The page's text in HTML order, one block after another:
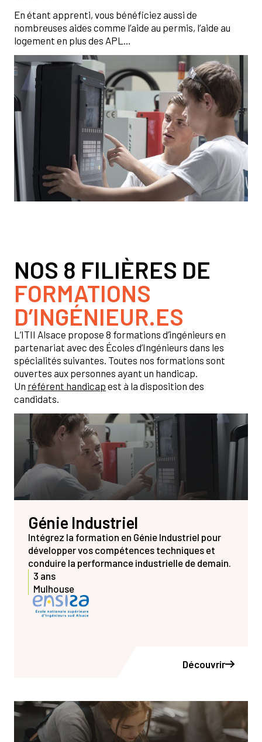
En étant apprenti, vous bénéficiez aussi de
nombreuses aides comme l’aide au permis, l’aide au
logement en plus des APL…
NOS 8 FILIÈRES DE
FORMATIONS
D’INGÉNIEUR.ES
L’ITII Alsace propose 8 formations d’ingénieurs en
partenariat avec des Écoles d’Ingénieurs dans les
spécialités suivantes. Toutes nos formations sont
ouvertes aux personnes ayant un handicap.
Un référent handicap est à la disposition des
candidats.
Génie Industriel
Intégrez la formation en Génie Industriel pour
développer vos compétences techniques et
conduire la performance industrielle de demain.
3 ans
Mulhouse
Découvrir